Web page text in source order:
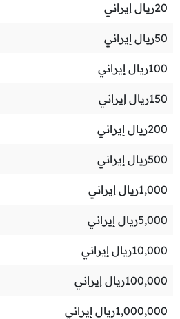
20ريال إيراني
50ريال إيراني
100ريال إيراني
150ريال إيراني
200ريال إيراني
500ريال إيراني
1,000ريال إيراني
5,000ريال إيراني
10,000ريال إيراني
100,000ريال إيراني
1,000,000ريال إيراني